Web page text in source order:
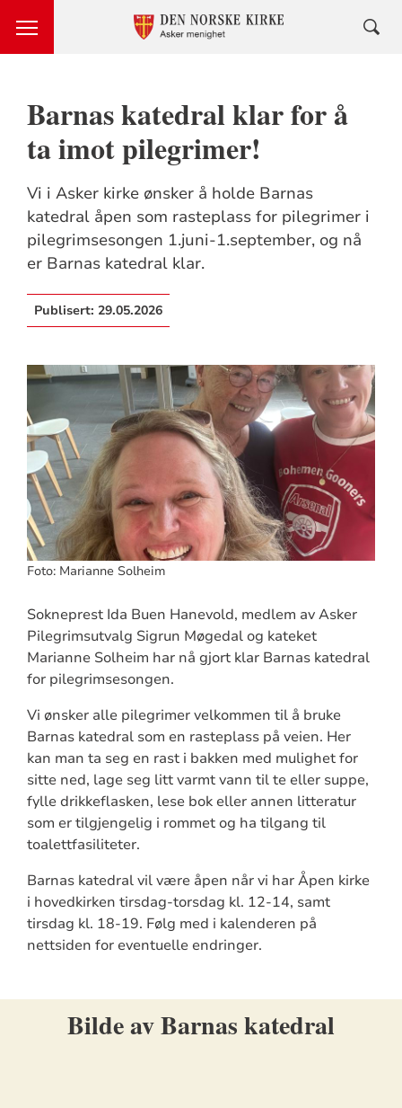
Barnas katedral klar for å
ta imot pilegrimer!
Vi i Asker kirke ønsker å holde Barnas
katedral åpen som rasteplass for pilegrimer i
pilegrimsesongen 1.juni-1.september, og nå
er Barnas katedral klar.
Publisert: 29.05.2026
Foto: Marianne Solheim
Sokneprest Ida Buen Hanevold, medlem av Asker
Pilegrimsutvalg Sigrun Møgedal og kateket
Marianne Solheim har nå gjort klar Barnas katedral
for pilegrimsesongen.
Vi ønsker alle pilegrimer velkommen til å bruke
Barnas katedral som en rasteplass på veien. Her
kan man ta seg en rast i bakken med mulighet for
sitte ned, lage seg litt varmt vann til te eller suppe,
fylle drikkeflasken, lese bok eller annen litteratur
som er tilgjengelig i rommet og ha tilgang til
toalettfasiliteter.
Barnas katedral vil være åpen når vi har Åpen kirke
i hovedkirken tirsdag-torsdag kl. 12-14, samt
tirsdag kl. 18-19. Følg med i kalenderen på
nettsiden for eventuelle endringer.
Bilde av Barnas katedral